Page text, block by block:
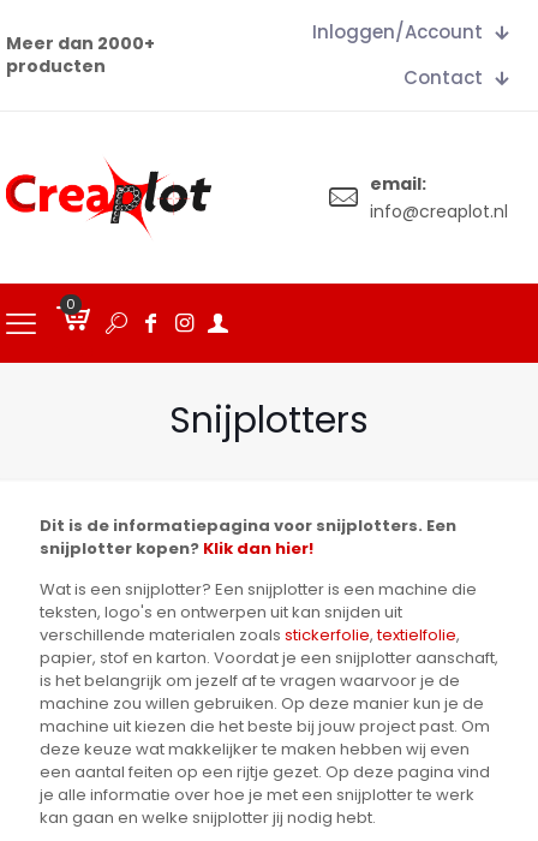
Meer dan 2000+
producten
Inloggen/Account
Contact
email:
info@creaplot.nl
0
Snijplotters
Dit is de informatiepagina voor snijplotters. Een
snijplotter kopen? Klik dan hier!
Wat is een snijplotter? Een snijplotter is een machine die
teksten, logo's en ontwerpen uit kan snijden uit
verschillende materialen zoals stickerfolie,textielfolie,
papier, stof en karton. Voordat je een snijplotter aanschaft,
is het belangrijk om jezelf af te vragen waarvoor je de
machine zou willen gebruiken. Op deze manier kun je de
machine uit kiezen die het beste bij jouw project past. Om
deze keuze wat makkelijker te maken hebben wij even
een aantal feiten op een rijtje gezet. Op deze pagina vind
je alle informatie over hoe je met een snijplotter te werk
kan gaan en welke snijplotter jij nodig hebt.